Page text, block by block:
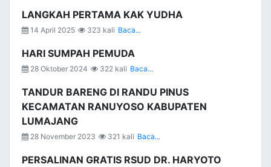
LANGKAH PERTAMA KAK YUDHA
14 April 2025 323 kali Baca...
HARI SUMPAH PEMUDA
28 Oktober 2024 322 kali Baca...
TANDUR BARENG DI RANDU PINUS
KECAMATAN RANUYOSO KABUPATEN
LUMAJANG
28 November 2023 321 kali Baca...
PERSALINAN GRATIS RSUD DR. HARYOTO